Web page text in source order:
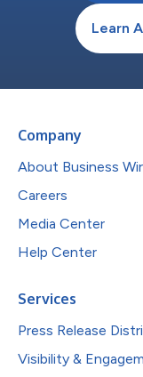
Learn
Company
About Business
Careers
Media Center
Help Center
Services
Press Release
Visibility &